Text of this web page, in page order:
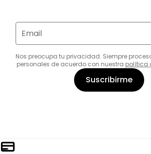
Email
Nos preocupa tu privacidad. Siempre
personales de acuerdo con nuestra política
Suscribirme